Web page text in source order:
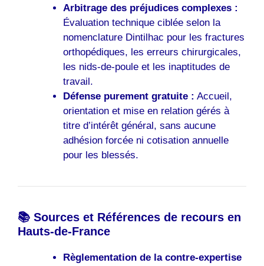
Arbitrage des préjudices complexes :
Évaluation technique ciblée selon la
nomenclature Dintilhac pour les fractures
orthopédiques, les erreurs chirurgicales,
les nids-de-poule et les inaptitudes de
travail.
Défense purement gratuite : Accueil,
orientation et mise en relation gérés à
titre d’intérêt général, sans aucune
adhésion forcée ni cotisation annuelle
pour les blessés.
📚 Sources et Références de recours en
Hauts-de-France
Règlementation de la contre-expertise